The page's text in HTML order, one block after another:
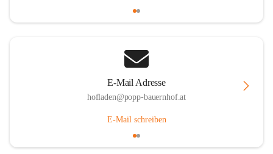
E-Mail Adresse
hofladen@popp-bauernhof.at
E-Mail schreiben